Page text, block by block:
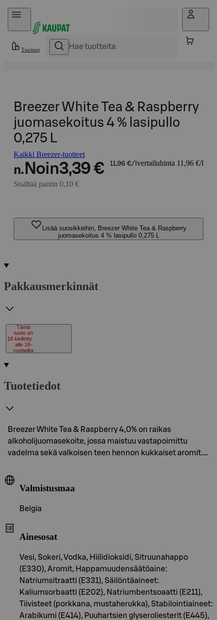
Hyppää sisältöön
Tuotteet
Breezer White Tea & Raspberry
juomasekoitus 4 % lasipullo
0,275 L
Kaikki Breezer-tuotteet
n. Noin3,39 € 11,96 €/l vertailuhinta 11,96 €/l
Sisältää pantin 0,10 €
Lisää suosikkeihin, Breezer White Tea & Raspberry
juomasekoitus 4 % lasipullo 0,275 L
Pakkausmerkinnät
18
Tämä
tuote on
kielletty
alle 18-
vuotiailta
Tuotetiedot
Breezer White Tea & Raspberry 4,0% on raikas
alkoholijuomasekoite, jossa maistuu vastapoimittu
vadelma sekä valkoisen teen hennon kukkaiset aromit.…
Valmistusmaa
Belgia
Ainesosat
Vesi, Sokeri, Vodka, Hiilidioksidi, Sitruunahappo
(E330), Aromit, Happamuudensäätöaine:
Natriumsitraatti (E331), Säilöntäaineet:
Kaliumsorbaatti (E202), Natriumbentsoaatti (E211),
Tiivisteet (porkkana, mustaherukka), Stabilointiaineet:
Arabikumi (E414), Puuhartsien glyseroliesterit (E445),